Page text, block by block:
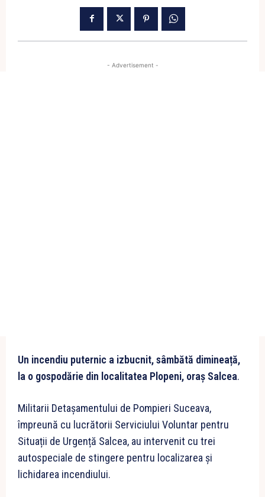
- Advertisement -
Un incendiu puternic a izbucnit, sâmbătă dimineață,
la o gospodărie din localitatea Plopeni, oraș Salcea.
Militarii Detașamentului de Pompieri Suceava,
împreună cu lucrătorii Serviciului Voluntar pentru
Situații de Urgență Salcea, au intervenit cu trei
autospeciale de stingere pentru localizarea și
lichidarea incendiului.